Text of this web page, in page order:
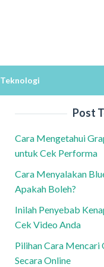
Teknologi
Post
Cara Mengetahui
untuk Cek Performa
Cara Menyalakan
Apakah Boleh?
Inilah Penyebab
Cek Video Anda
Pilihan Cara Mencari
Secara Online